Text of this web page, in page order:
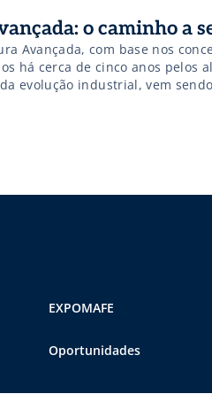
o caminho a
Avançada, com base nos
há cerca de cinco anos pelos
evolução industrial, vem
das academias e das
principalmente, por
EXPOMAFE
Oportunidades